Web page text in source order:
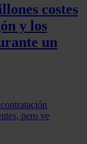
costes
y los
un